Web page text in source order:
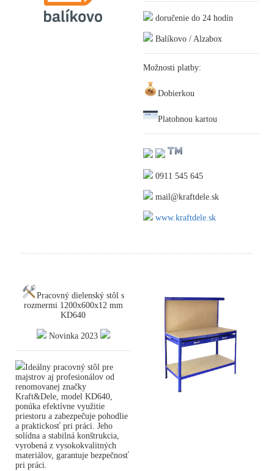
doručenie do 24 hodín
Balíkovo / Alzabox
Možnosti platby:
Dobierkou
Platobnou kartou
0911 545 645
mail@kraftdele.sk
www.kraftdele.sk
Pracovný dielenský stôl s
rozmermi 1200x600x12 mm
KD640
Novinka 2023
Ideálny pracovný stôl pre
majstrov aj profesionálov od
renomovanej značky
Kraft&Dele, model KD640,
ponúka efektívne využitie
priestoru a zabezpečuje pohodlie
a praktickosť pri práci. Jeho
solídna a stabilná konštrukcia,
vyrobená z vysokokvalitných
materiálov, garantuje bezpečnosť
pri práci.